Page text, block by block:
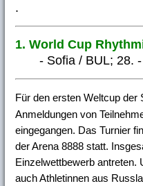
.
1. World Cup
- Sofia / BUL; 28. -
Für den ersten Weltcup der
Anmeldungen von
eingegangen. Das Turnier
der Arena 8888 statt.
Einzelwettbewerb antreten.
auch Athletinnen aus